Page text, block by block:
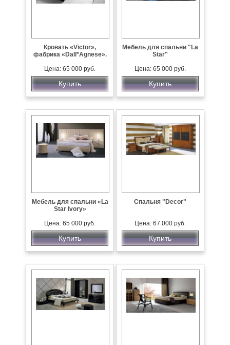
Кровать «Victor»,
фабрика «Dall*Agnese».
Цена: 65 000 руб.
Купить
Мебель для спальни "La
Star"
Цена: 65 000 руб.
Купить
Мебель для спальни «La
Star Ivory»
Цена: 65 000 руб.
Купить
Спальня "Decor"
Цена: 67 000 руб.
Купить